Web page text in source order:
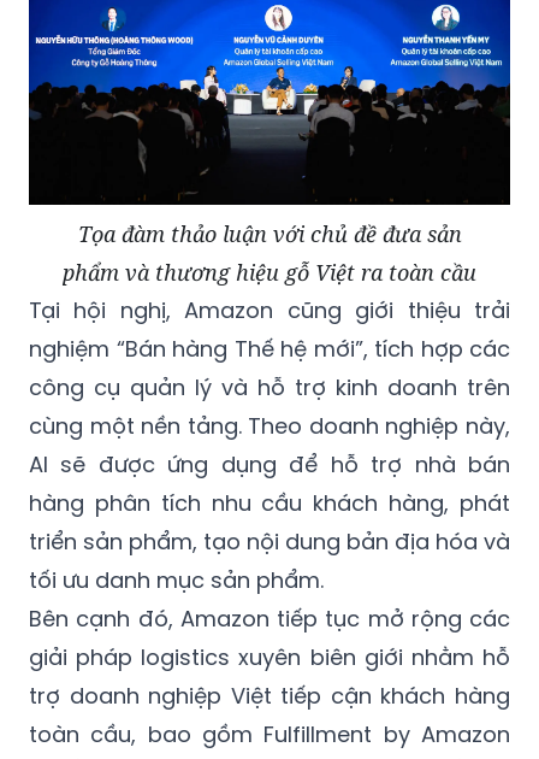
Tọa đàm thảo luận với chủ đề đưa sản
phẩm và thương hiệu gỗ Việt ra toàn cầu
Tại hội nghị, Amazon cũng giới thiệu trải
nghiệm “Bán hàng Thế hệ mới”, tích hợp các
công cụ quản lý và hỗ trợ kinh doanh trên
cùng một nền tảng. Theo doanh nghiệp này,
AI sẽ được ứng dụng để hỗ trợ nhà bán
hàng phân tích nhu cầu khách hàng, phát
triển sản phẩm, tạo nội dung bản địa hóa và
tối ưu danh mục sản phẩm.
Bên cạnh đó, Amazon tiếp tục mở rộng các
giải pháp logistics xuyên biên giới nhằm hỗ
trợ doanh nghiệp Việt tiếp cận khách hàng
toàn cầu, bao gồm Fulfillment by Amazon